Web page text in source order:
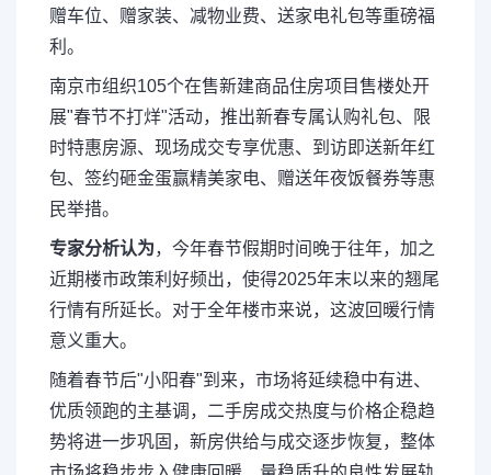
赠车位、赠家装、减物业费、送家电礼包等重磅福
利。
南京市组织105个在售新建商品住房项目售楼处开
展"春节不打烊"活动，推出新春专属认购礼包、限
时特惠房源、现场成交专享优惠、到访即送新年红
包、签约砸金蛋赢精美家电、赠送年夜饭餐券等惠
民举措。
专家分析认为，今年春节假期时间晚于往年，加之
近期楼市政策利好频出，使得2025年末以来的翘尾
行情有所延长。对于全年楼市来说，这波回暖行情
意义重大。
随着春节后"小阳春"到来，市场将延续稳中有进、
优质领跑的主基调，二手房成交热度与价格企稳趋
势将进一步巩固，新房供给与成交逐步恢复，整体